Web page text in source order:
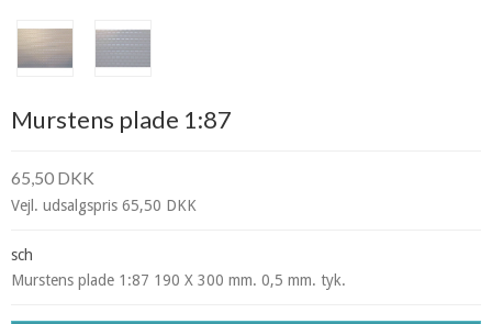
Murstens plade 1:87
65,50 DKK
Vejl. udsalgspris 65,50 DKK
sch
Murstens plade 1:87 190 X 300 mm. 0,5 mm. tyk.